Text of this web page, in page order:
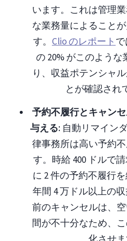
います。これは管理
な業務量によること
す。 Clio のレポート
の 20% がこのよう
り、収益ポテンシャ
とが確認され
予約不履行とキャン
与える: 自動リマイン
律事務所は高い予約
す。時給 400 ドルで
に 2 件の予約不履行を
年間 4 万ドル以上の
前のキャンセルは、
間が不十分なため、
化させま